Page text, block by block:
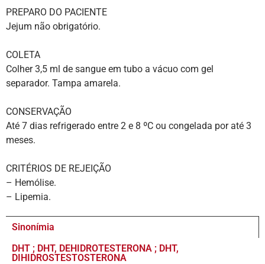
PREPARO DO PACIENTE
Jejum não obrigatório.
COLETA
Colher 3,5 ml de sangue em tubo a vácuo com gel
separador. Tampa amarela.
CONSERVAÇÃO
Até 7 dias refrigerado entre 2 e 8 ºC ou congelada por até 3
meses.
CRITÉRIOS DE REJEIÇÃO
– Hemólise.
– Lipemia.
Sinonímia
DHT ; DHT, DEHIDROTESTERONA ; DHT,
DIHIDROSTESTOSTERONA